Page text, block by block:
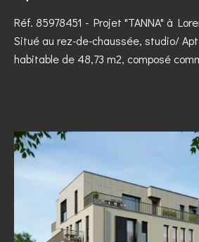
Réf. 85978451 - Projet "TANNA" à
Situé au rez-de-chaussée, studio/
habitable de 48,73 m2, composé